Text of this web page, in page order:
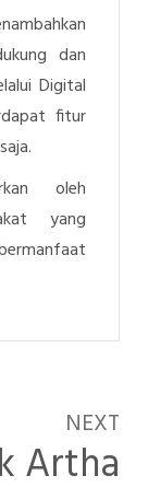
dan
Digital
fitur
oleh
yang
NEXT
Artha